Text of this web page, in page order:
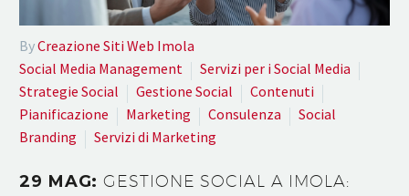
ByCreazione Siti Web Imola
Social Media Management
Servizi per i Social Media
Strategie Social
Gestione Social
Contenuti
Pianificazione
Marketing Consulenza
Social
Branding
Servizi di Marketing
29 MAG:GESTIONE SOCIAL A IMOLA: